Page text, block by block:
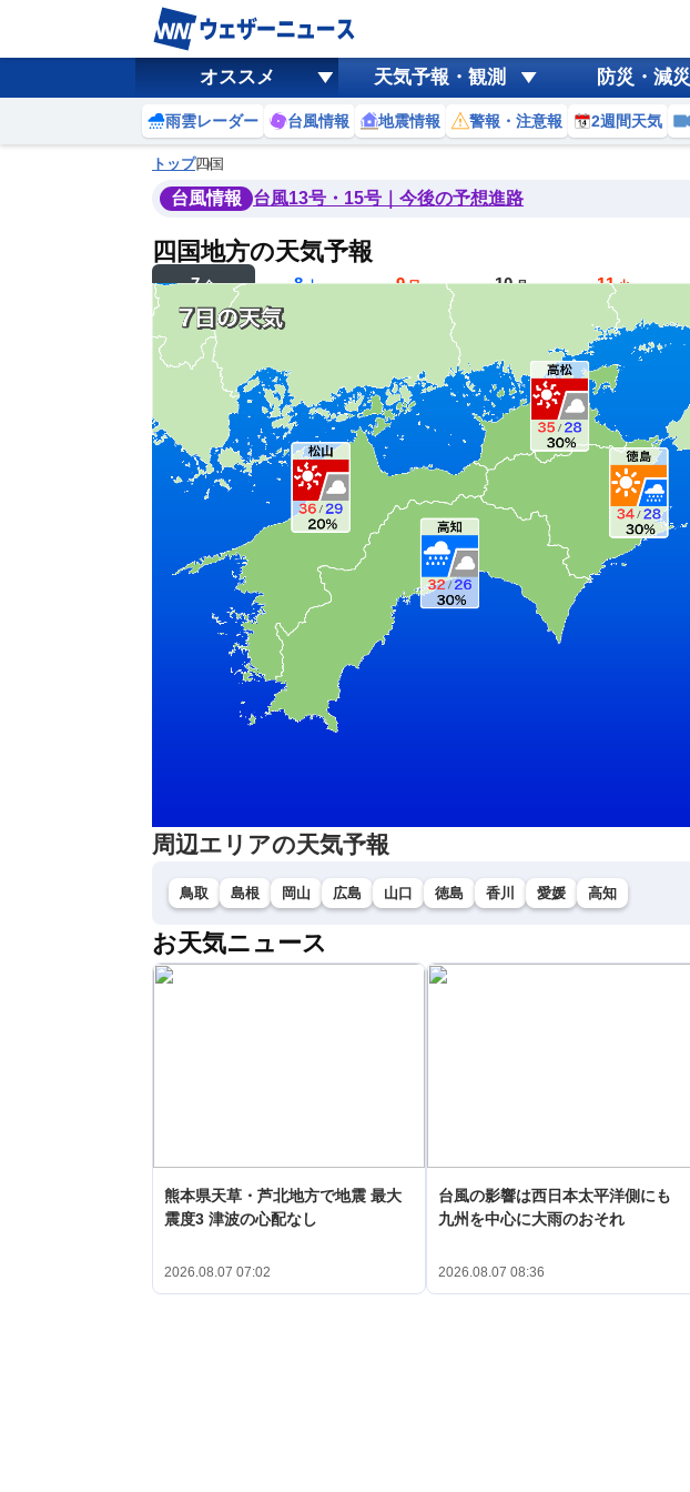
オススメ 天気予報・観測 防災・減災
雨雲レーダー 台風情報 地震情報 警報・注意報 2週間天気
トップ四国
台風情報 台風13号・15号｜今後の予想進路
四国地方の天気予報
7 金 8 土 9 日 10 月 11 火
周辺エリアの天気予報
鳥取 島根 岡山 広島 山口 徳島 香川 愛媛 高知
お天気ニュース
熊本県天草・芦北地方で地震 最大
震度3 津波の心配なし
2026.08.07 07:02
台風の影響は西日本太平洋側にも
九州を中心に大雨のおそれ
2026.08.07 08:36